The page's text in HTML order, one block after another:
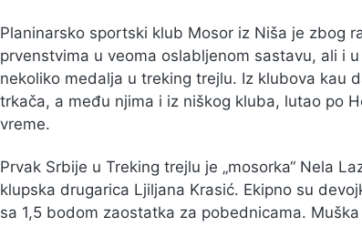
Planinarsko sportski klub Mosor iz Niša je zbog
prvenstvima u veoma oslabljenom sastavu, ali i
nekoliko medalja u treking trejlu. Iz klubova kau
trkača, a među njima i iz niškog kluba, lutao po
vreme.
Prvak Srbije u Treking trejlu je „mosorka“ Nela
klupska drugarica Ljiljana Krasić. Ekipno su
sa 1,5 bodom zaostatka za pobednicama.